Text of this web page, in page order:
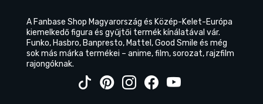
A Fanbase Shop Magyarország és Közép-Kelet-Európa
kiemelkedő figura és gyűjtői termék kínálatával vár.
Funko, Hasbro, Banpresto, Mattel, Good Smile és még
sok más márka termékei – anime, film, sorozat, rajzfilm
rajongóknak.